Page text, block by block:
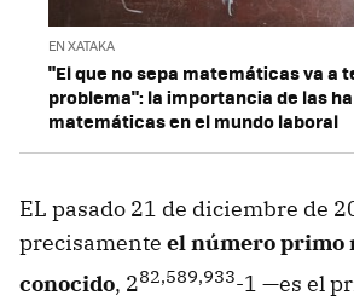
EN XATAKA
"El que no sepa matemáticas va a
problema": la importancia de las
matemáticas en el mundo laboral
EL pasado 21 de diciembre de
precisamente el número primo
conocido, 282,589,933-1 —es el